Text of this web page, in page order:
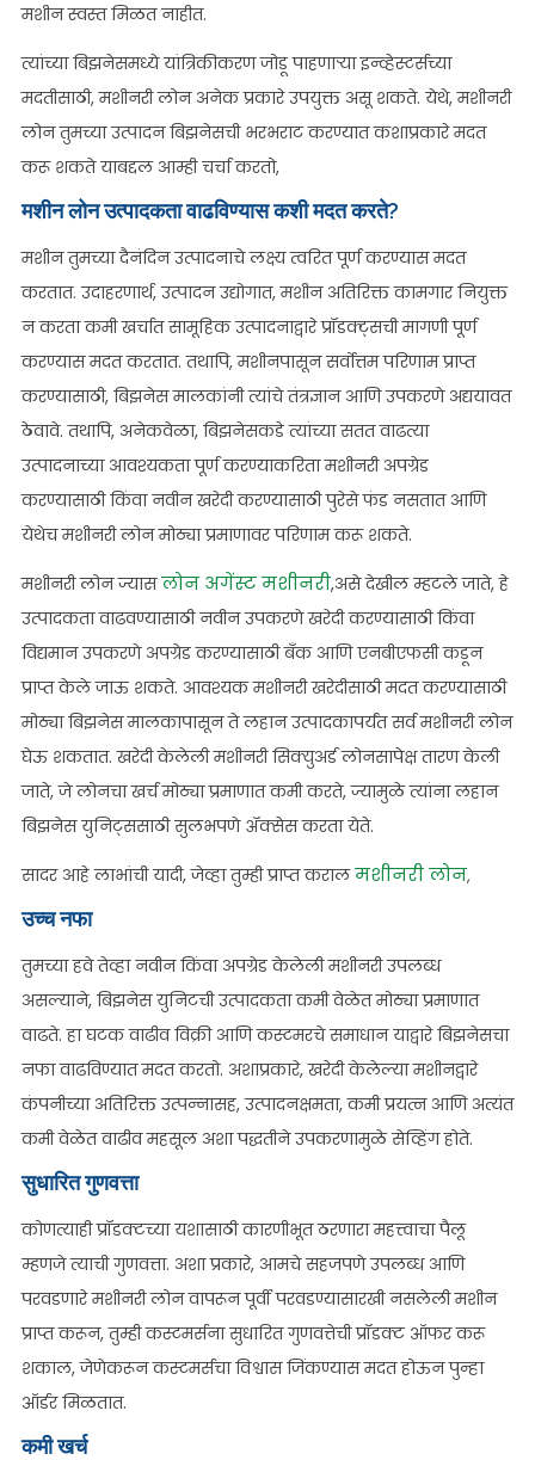
मशीन स्वस्त मिळत नाहीत.
त्यांच्या बिझनेसमध्ये यांत्रिकीकरण जोडू पाहणाऱ्या इन्व्हेस्टर्सच्या
मदतीसाठी, मशीनरी लोन अनेक प्रकारे उपयुक्त असू शकते. येथे, मशीनरी
लोन तुमच्या उत्पादन बिझनेसची भरभराट करण्यात कशाप्रकारे मदत
करू शकते याबद्दल आम्ही चर्चा करतो,
मशीन लोन उत्पादकता वाढविण्यास कशी मदत करते?
मशीन तुमच्या दैनंदिन उत्पादनाचे लक्ष्य त्वरित पूर्ण करण्यास मदत
करतात. उदाहरणार्थ, उत्पादन उद्योगात, मशीन अतिरिक्त कामगार नियुक्त
न करता कमी खर्चात सामूहिक उत्पादनाद्वारे प्रॉडक्ट्सची मागणी पूर्ण
करण्यास मदत करतात. तथापि, मशीनपासून सर्वोत्तम परिणाम प्राप्त
करण्यासाठी, बिझनेस मालकांनी त्यांचे तंत्रज्ञान आणि उपकरणे अद्ययावत
ठेवावे. तथापि, अनेकवेळा, बिझनेसकडे त्यांच्या सतत वाढत्या
उत्पादनाच्या आवश्यकता पूर्ण करण्याकरिता मशीनरी अपग्रेड
करण्यासाठी किंवा नवीन खरेदी करण्यासाठी पुरेसे फंड नसतात आणि
येथेच मशीनरी लोन मोठ्या प्रमाणावर परिणाम करू शकते.
मशीनरी लोन ज्यासलोन अगेंस्ट मशीनरी,असे देखील म्हटले जाते, हे
उत्पादकता वाढवण्यासाठी नवीन उपकरणे खरेदी करण्यासाठी किंवा
विद्यमान उपकरणे अपग्रेड करण्यासाठी बँक आणि एनबीएफसी कडून
प्राप्त केले जाऊ शकते. आवश्यक मशीनरी खरेदीसाठी मदत करण्यासाठी
मोठ्या बिझनेस मालकापासून ते लहान उत्पादकापर्यंत सर्व मशीनरी लोन
घेऊ शकतात. खरेदी केलेली मशीनरी सिक्युअर्ड लोनसापेक्ष तारण केली
जाते, जे लोनचा खर्च मोठ्या प्रमाणात कमी करते, ज्यामुळे त्यांना लहान
बिझनेस युनिट्ससाठी सुलभपणे ॲक्सेस करता येते.
सादर आहे लाभांची यादी, जेव्हा तुम्ही प्राप्त करालमशीनरी लोन,
उच्च नफा
तुमच्या हवे तेव्हा नवीन किंवा अपग्रेड केलेली मशीनरी उपलब्ध
असल्याने, बिझनेस युनिटची उत्पादकता कमी वेळेत मोठ्या प्रमाणात
वाढते. हा घटक वाढीव विक्री आणि कस्टमरचे समाधान याद्वारे बिझनेसचा
नफा वाढविण्यात मदत करतो. अशाप्रकारे, खरेदी केलेल्या मशीनद्वारे
कंपनीच्या अतिरिक्त उत्पन्नासह, उत्पादनक्षमता, कमी प्रयत्न आणि अत्यंत
कमी वेळेत वाढीव महसूल अशा पद्धतीने उपकरणामुळे सेव्हिंग होते.
सुधारित गुणवत्ता
कोणत्याही प्रॉडक्टच्या यशासाठी कारणीभूत ठरणारा महत्त्वाचा पैलू
म्हणजे त्याची गुणवत्ता. अशा प्रकारे, आमचे सहजपणे उपलब्ध आणि
परवडणारे मशीनरी लोन वापरून पूर्वी परवडण्यासारखी नसलेली मशीन
प्राप्त करून, तुम्ही कस्टमर्सना सुधारित गुणवत्तेची प्रॉडक्ट ऑफर करू
शकाल, जेणेकरून कस्टमर्सचा विश्वास जिंकण्यास मदत होऊन पुन्हा
ऑर्डर मिळतात.
कमी खर्च